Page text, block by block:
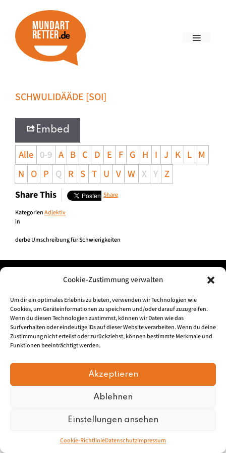
Cookie-Zustimmung verwalten
Um dir ein optimales Erlebnis zu bieten, verwenden wir Technologien wie
Cookies, um Geräteinformationen zu speichern und/oder darauf zuzugreifen.
Wenn du diesen Technologien zustimmst, können wir Daten wie das
Surfverhalten oder eindeutige IDs auf dieser Website verarbeiten. Wenn du deine
Zustimmung nicht erteilst oder zurückziehst, können bestimmte Merkmale und
Funktionen beeinträchtigt werden.
Akzeptieren
Ablehnen
Einstellungen ansehen
Cookie-RichtlinieDatenschutzImpressum
SCHWULIDÄÄDE [SOI]
Embed
Alle 0-9 A B C D E F G H I J K L M
N O P Q R S T U V W X Y Z
Share This Share
KategorienAdjektiv
in
derbe Umschreibung für Schwierigkeiten
Impressum tz
© 2026, Mundartretter.de